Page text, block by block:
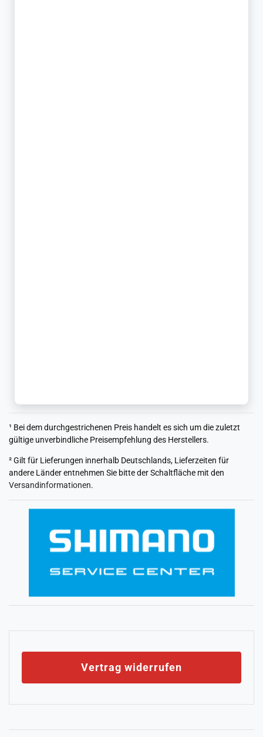
¹ Bei dem durchgestrichenen Preis handelt es sich um die zuletzt
gültige unverbindliche Preisempfehlung des Herstellers.
² Gilt für Lieferungen innerhalb Deutschlands, Lieferzeiten für
andere Länder entnehmen Sie bitte der Schaltfläche mit den
Versandinformationen.
Vertrag widerrufen